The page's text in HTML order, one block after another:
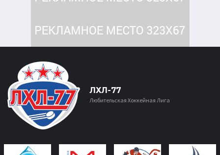
ЛХЛ-77
Любительская Хоккейная Лига